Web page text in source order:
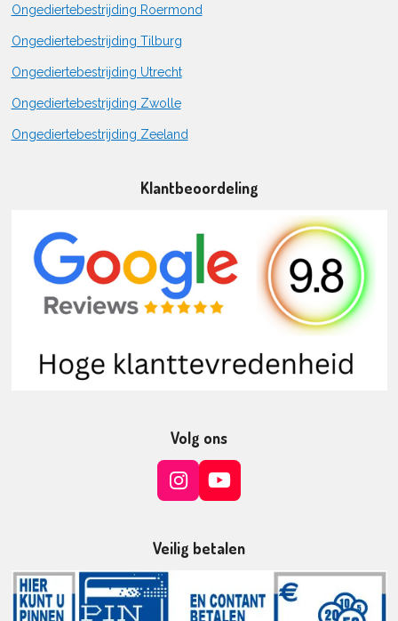
Ongediertebestrijding Roermond
Ongediertebestrijding Tilburg
Ongediertebestrijding Utrecht
Ongediertebestrijding Zwolle
Ongediertebestrijding Zeeland
Klantbeoordeling
Volg ons
I
t
Y
T
e
Veilig betalen